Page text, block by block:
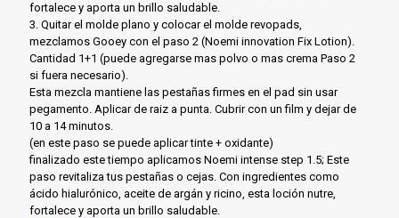
fortalece y aporta un brillo saludable.
3. Quitar el molde plano y colocar el molde revopads,
mezclamos Gooey con el paso 2 (Noemi innovation Fix Lotion).
Cantidad 1+1 (puede agregarse mas polvo o mas crema Paso 2
si fuera necesario).
Esta mezcla mantiene las pestañas firmes en el pad sin usar
pegamento. Aplicar de raiz a punta. Cubrir con un film y dejar de
10 a 14 minutos.
(en este paso se puede aplicar tinte + oxidante)
finalizado este tiempo aplicamos Noemi intense step 1.5; Este
paso revitaliza tus pestañas o cejas. Con ingredientes como
ácido hialurónico, aceite de argán y ricino, esta loción nutre,
fortalece y aporta un brillo saludable.